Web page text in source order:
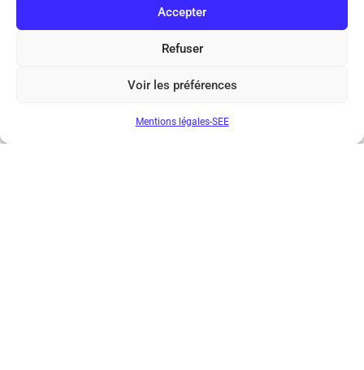
Accepter
Refuser
Voir les préférences
Mentions légales-SEE